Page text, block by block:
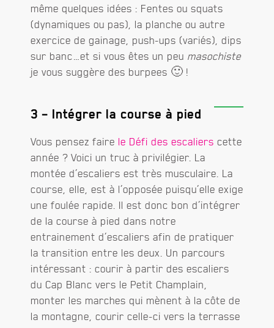
même quelques idées : Fentes ou squats
(dynamiques ou pas), la planche ou autre
exercice de gainage, push-ups (variés), dips
sur banc…et si vous êtes un peu masochiste
je vous suggère des burpees 🙂 !
3 – Intégrer la course à pied
Vous pensez faire le Défi des escaliers cette
année ? Voici un truc à privilégier. La
montée d’escaliers est très musculaire. La
course, elle, est à l’opposée puisqu’elle exige
une foulée rapide. Il est donc bon d’intégrer
de la course à pied dans notre
entrainement d’escaliers afin de pratiquer
la transition entre les deux. Un parcours
intéressant : courir à partir des escaliers
du Cap Blanc vers le Petit Champlain,
monter les marches qui mènent à la côte de
la montagne, courir celle-ci vers la terrasse